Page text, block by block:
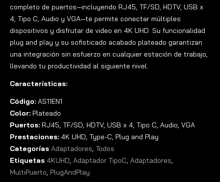
completo de puertos—incluyendo RJ45, TF/SD, HDTV, USB x
4, Tipo C, Audio y VGA—te permite conectar múltiples
dispositivos y disfrutar de video en 4K UHD. Su funcionalidad
plug and play y su sofisticado acabado plateado garantizan
una integración sin esfuerzo en cualquier estación de trabajo,
llevando tu productividad al siguiente nivel.
Características:
Código: AS11EN1
Color: Plateado
Puertos: RJ45, TF/SD, HDTV, USB x 4, Tipo C, Audio, VGA
Prestaciones: 4K UHD, Type-C, Plug and Play
Categorías Adaptadores, Todos
Etiquetas 4KUHD, Adaptador TipoC, Adaptadores,
MultiPuerto, PlugAndPlay